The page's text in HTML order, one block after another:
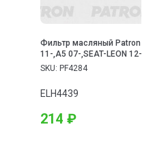
Фильтр масляный Patron
11-,A5 07-,SEAT-LEON 12-
OCTAVIA 12-, 1.8TSI,TFSI
SKU: PF4284
ELH4439
214 ₽